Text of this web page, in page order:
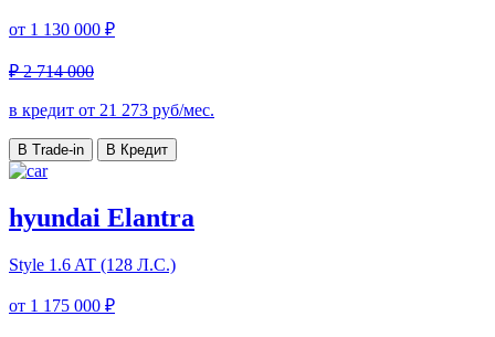
от 1 130 000 ₽
₽ 2 714 000
в кредит от 21 273 руб/мес.
В Trade-in В Кредит
hyundai Elantra
Style 1.6 AT (128 Л.С.)
от 1 175 000 ₽